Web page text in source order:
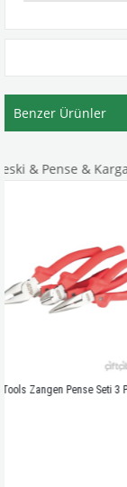
Benzer Ürünler
& Kargaburun
Seti 3 Parça